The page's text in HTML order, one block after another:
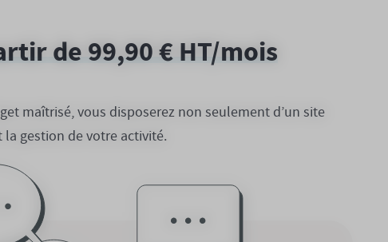
de 99,90 € HT/mois
maîtrisé, vous disposerez non seulement d’un site
gestion de votre activité.